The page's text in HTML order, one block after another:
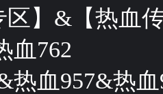
区】&【热血
血762
热血957&热血